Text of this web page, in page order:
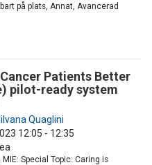
på plats, Annat, Avancerad
Patients Better
pilot-ready system
Quaglini
12:05 - 12:35
Special Topic: Caring is